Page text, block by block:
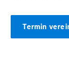
Termin